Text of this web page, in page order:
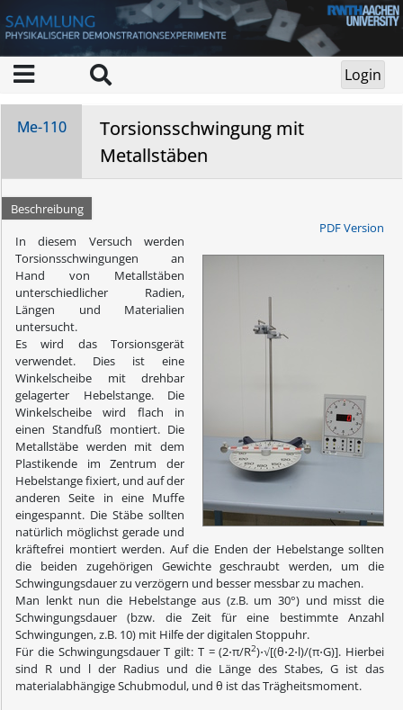
Me-110
Torsionsschwingung mit
Metallstäben
Beschreibung
PDF Version
In diesem Versuch werden
Torsionsschwingungen an
Hand von Metallstäben
unterschiedlicher Radien,
Längen und Materialien
untersucht.
Es wird das Torsionsgerät
verwendet. Dies ist eine
Winkelscheibe mit drehbar
gelagerter Hebelstange. Die
Winkelscheibe wird flach in
einen Standfuß montiert. Die
Metallstäbe werden mit dem
Plastikende im Zentrum der
Hebelstange fixiert, und auf der
anderen Seite in eine Muffe
eingespannt. Die Stäbe sollten
natürlich möglichst gerade und
kräftefrei montiert werden. Auf die Enden der Hebelstange sollten
die beiden zugehörigen Gewichte geschraubt werden, um die
Schwingungsdauer zu verzögern und besser messbar zu machen.
Man lenkt nun die Hebelstange aus (z.B. um 30°) und misst die
Schwingungsdauer (bzw. die Zeit für eine bestimmte Anzahl
Schwingungen, z.B. 10) mit Hilfe der digitalen Stoppuhr.
Für die Schwingungsdauer T gilt: T = (2⋅π/R2)⋅√[(θ⋅2⋅l)/(π⋅G)]. Hierbei
sind R und l der Radius und die Länge des Stabes, G ist das
materialabhängige Schubmodul, und θ ist das Trägheitsmoment.